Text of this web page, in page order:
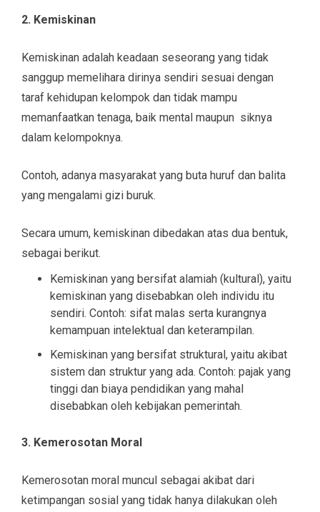
2. Kemiskinan
Kemiskinan adalah keadaan seseorang yang tidak
sanggup memelihara dirinya sendiri sesuai dengan
taraf kehidupan kelompok dan tidak mampu
memanfaatkan tenaga, baik mental maupun ­ siknya
dalam kelompoknya.
Contoh, adanya masyarakat yang buta huruf dan balita
yang mengalami gizi buruk.
Secara umum, kemiskinan dibedakan atas dua bentuk,
sebagai berikut.
Kemiskinan yang bersifat alamiah (kultural), yaitu
kemiskinan yang disebabkan oleh individu itu
sendiri. Contoh: sifat malas serta kurangnya
kemampuan intelektual dan keterampilan.
Kemiskinan yang bersifat struktural, yaitu akibat
sistem dan struktur yang ada. Contoh: pajak yang
tinggi dan biaya pendidikan yang mahal
disebabkan oleh kebijakan pemerintah.
3. Kemerosotan Moral
Kemerosotan moral muncul sebagai akibat dari
ketimpangan sosial yang tidak hanya dilakukan oleh